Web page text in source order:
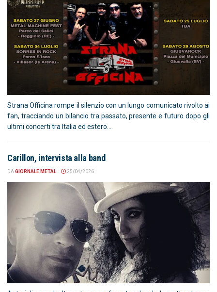
Strana Officina rompe il silenzio con un lungo comunicato rivolto ai
fan, tracciando un bilancio tra passato, presente e futuro dopo gli
ultimi concerti tra Italia ed estero....
Carillon, intervista alla band
DAGIORNALE METAL 25/04/2026